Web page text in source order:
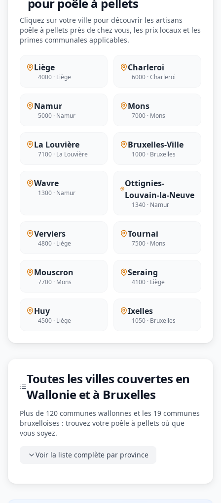
Cliquez sur votre ville pour découvrir les artisans
poêle à pellets près de chez vous, les prix locaux et les
primes communales applicables.
Liège
4000 · Liège
Charleroi
6000 · Charleroi
Namur
5000 · Namur
Mons
7000 · Mons
La Louvière
7100 · La Louvière
Bruxelles-Ville
1000 · Bruxelles
Wavre
1300 · Namur
Ottignies-
Louvain-la-Neuve
1340 · Namur
Verviers
4800 · Liège
Tournai
7500 · Mons
Mouscron
7700 · Mons
Seraing
4100 · Liège
Huy
4500 · Liège
Ixelles
1050 · Bruxelles
Toutes les villes couvertes en
Wallonie et à Bruxelles
Plus de 120 communes wallonnes et les 19 communes
bruxelloises : trouvez votre poêle à pellets où que
vous soyez.
Voir la liste complète par province